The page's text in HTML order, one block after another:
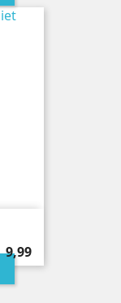
Prijs
9,99